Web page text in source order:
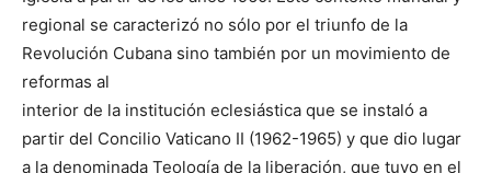
regional se caracterizó no sólo por el triunfo de la
Revolución Cubana sino también por un movimiento de
reformas al
interior de la institución eclesiástica que se instaló a
partir del Concilio Vaticano II (1962-1965) y que dio lugar
a la denominada Teología de la liberación, que tuvo en el